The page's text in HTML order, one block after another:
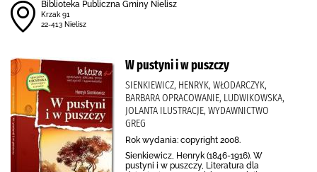
Biblioteka Publiczna Gminy Nielisz
Krzak 91
22-413 Nielisz
W pustyni i w puszczy
SIENKIEWICZ, HENRYK, WŁODARCZYK,
BARBARA OPRACOWANIE, LUDWIKOWSKA,
JOLANTA ILUSTRACJE, WYDAWNICTWO
GREG
Rok wydania: copyright 2008.
Sienkiewicz, Henryk (1846-1916). W
pustyni i w puszczy, Literatura dla